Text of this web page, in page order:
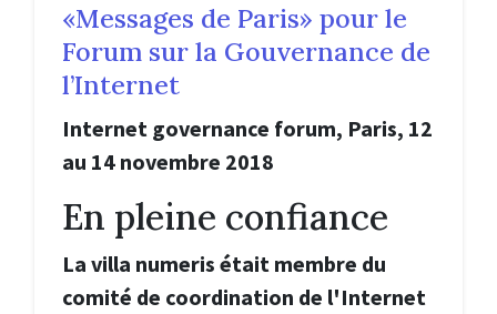
«Messages de Paris» pour le
Forum sur la Gouvernance de
l’Internet
Internet governance forum, Paris, 12
au 14 novembre 2018
En pleine confiance
La villa numeris était membre du
comité de coordination de l'Internet